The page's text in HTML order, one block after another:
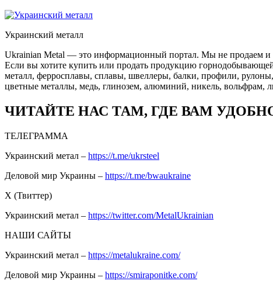
Украинский металл
Ukrainian Metal — это информационный портал. Мы не продаем и
Если вы хотите купить или продать продукцию
металл, ферросплавы, сплавы, швеллеры, балки, профили,
цветные металлы, медь, глинозем, алюминий, никель, вольфрам,
ЧИТАЙТЕ НАС ТАМ, ГДЕ ВАМ
ТЕЛЕГРАММА
Украинский метал – https://t.me/ukrsteel
Деловой мир Украины – https://t.me/bwaukraine
Х (Твиттер)
Украинский метал – https://twitter.com/MetalUkrainian
НАШИ САЙТЫ
Украинский метал – https://metalukraine.com/
Деловой мир Украины – https://smiraponitke.com/